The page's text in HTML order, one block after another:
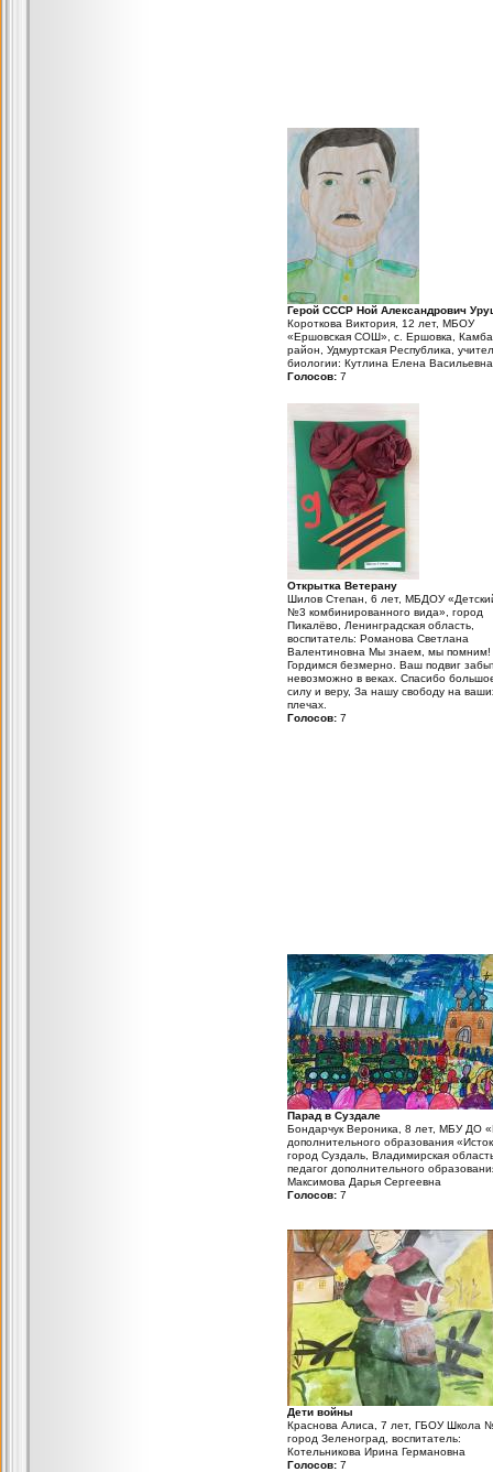
Герой СССР Ной Александрович
Короткова Виктория, 12 лет, МБОУ
«Ершовская СОШ», с. Ершовка,
район, Удмуртская Республика,
биологии: Кутлина Елена Васильевна
Голосов: 7
Открытка Ветерану
Шилов Степан, 6 лет, МБДОУ
№3 комбинированного вида», город
Пикалёво, Ленинградская область,
воспитатель: Романова Светлана
Валентиновна Мы знаем, мы помним!
Гордимся безмерно. Ваш подвиг
невозможно в веках. Спасибо
силу и веру, За нашу свободу на
плечах.
Голосов: 7
Парад в Суздале
Бондарчук Вероника, 8 лет, МБУ ДО
дополнительного образования
город Суздаль, Владимирская
педагог дополнительного
Максимова Дарья Сергеевна
Голосов: 7
Дети войны
Краснова Алиса, 7 лет, ГБОУ Школа
город Зеленоград, воспитатель:
Котельникова Ирина Германовна
Голосов: 7